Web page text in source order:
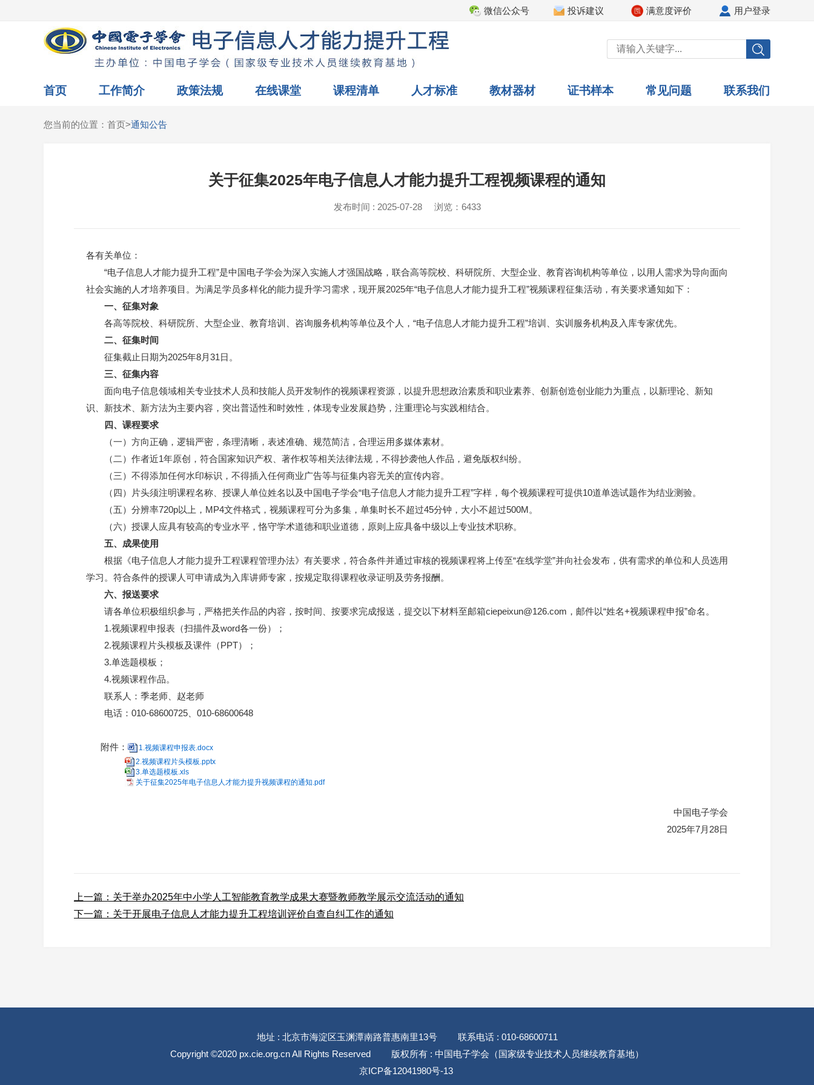
用户登录
满意度评价
投诉建议
微信公众号
首页 工作简介 政策法规 在线课堂 课程清单 人才标准 教材器材 证书样本 常见问题 联系我们
您当前的位置： 首页>通知公告
关于征集2025年电子信息人才能力提升工程视频课程的通知
发布时间 : 2025-07-28 浏览：6433
各有关单位：
“电子信息人才能力提升工程”是中国电子学会为深入实施人才强国战略，联合高等院校、科研院所、大型企业、教育咨询机构等单位，以用人需求为导向面向
社会实施的人才培养项目。为满足学员多样化的能力提升学习需求，现开展2025年“电子信息人才能力提升工程”视频课程征集活动，有关要求通知如下：
一、征集对象
各高等院校、科研院所、大型企业、教育培训、咨询服务机构等单位及个人，“电子信息人才能力提升工程”培训、实训服务机构及入库专家优先。
二、征集时间
征集截止日期为2025年8月31日。
三、征集内容
面向电子信息领域相关专业技术人员和技能人员开发制作的视频课程资源，以提升思想政治素质和职业素养、创新创造创业能力为重点，以新理论、新知
识、新技术、新方法为主要内容，突出普适性和时效性，体现专业发展趋势，注重理论与实践相结合。
四、课程要求
（一）方向正确，逻辑严密，条理清晰，表述准确、规范简洁，合理运用多媒体素材。
（二）作者近1年原创，符合国家知识产权、著作权等相关法律法规，不得抄袭他人作品，避免版权纠纷。
（三）不得添加任何水印标识，不得插入任何商业广告等与征集内容无关的宣传内容。
（四）片头须注明课程名称、授课人单位姓名以及中国电子学会“电子信息人才能力提升工程”字样，每个视频课程可提供10道单选试题作为结业测验。
（五）分辨率720p以上，MP4文件格式，视频课程可分为多集，单集时长不超过45分钟，大小不超过500M。
（六）授课人应具有较高的专业水平，恪守学术道德和职业道德，原则上应具备中级以上专业技术职称。
五、成果使用
根据《电子信息人才能力提升工程课程管理办法》有关要求，符合条件并通过审核的视频课程将上传至“在线学堂”并向社会发布，供有需求的单位和人员选用
学习。符合条件的授课人可申请成为入库讲师专家，按规定取得课程收录证明及劳务报酬。
六、报送要求
请各单位积极组织参与，严格把关作品的内容，按时间、按要求完成报送，提交以下材料至邮箱ciepeixun@126.com，邮件以“姓名+视频课程申报”命名。
1.视频课程申报表（扫描件及word各一份）；
2.视频课程片头模板及课件（PPT）；
3.单选题模板；
4.视频课程作品。
联系人：季老师、赵老师
电话：010-68600725、010-68600648
附件：
1.视频课程申报表.docx
2.视频课程片头模板.pptx
3.单选题模板.xls
关于征集2025年电子信息人才能力提升视频课程的通知.pdf
中国电子学会
2025年7月28日
上一篇：关于举办2025年中小学人工智能教育教学成果大赛暨教师教学展示交流活动的通知
下一篇：关于开展电子信息人才能力提升工程培训评价自查自纠工作的通知
地址 : 北京市海淀区玉渊潭南路普惠南里13号
联系电话 : 010-68600711
Copyright ©2020 px.cie.org.cn All Rights Reserved
版权所有 : 中国电子学会（国家级专业技术人员继续教育基地）
京ICP备12041980号-13